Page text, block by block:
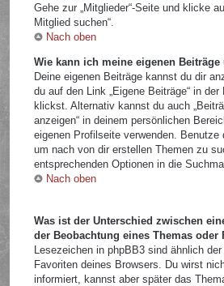
Gehe zur „Mitglieder“-Seite und klicke
Mitglied suchen“.
Nach oben
Wie kann ich meine eigenen
Deine eigenen Beiträge kannst du dir
du auf den Link „Eigene Beiträge“ in der
klickst. Alternativ kannst du auch
anzeigen“ in deinem persönlichen
eigenen Profilseite verwenden. Benutze
um nach von dir erstellen Themen zu
entsprechenden Optionen in die
Nach oben
Was ist der Unterschied zwischen
der Beobachtung eines Themas oder
Lesezeichen in phpBB3 sind ähnlich
Favoriten deines Browsers. Du wirst
informiert, kannst aber später das